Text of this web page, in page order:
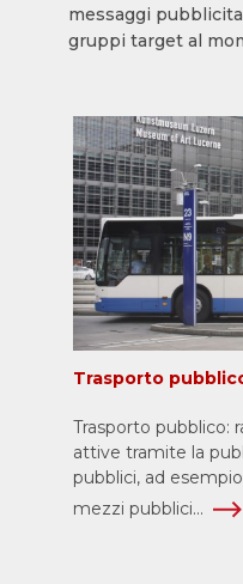
messaggi
gruppi target al
Trasporto
Trasporto pubblico:
attive tramite la
pubblici, ad
mezzi pubblici...